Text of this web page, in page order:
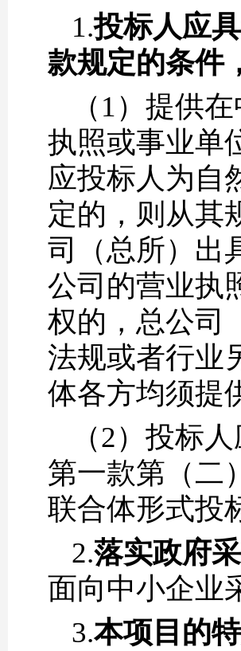
1.投标人应
款规定的条件
（1）提供
执照或事业单
应投标人为自
定的，则从其
司（总所）出
公司的营业执
权的，总公司
法规或者行业
体各方均须提
（2）投标
第一款第（二
联合体形式投
2.落实政府
面向中小企业
3.本项目的